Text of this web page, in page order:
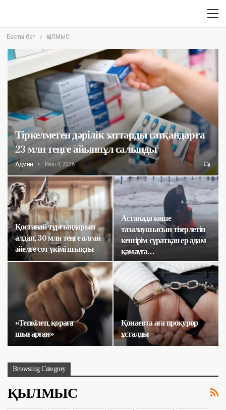
Басты бет ҚЫЛМЫС
Тіркелмеген дәрілік заттарды сатқандарға
23 млн теңге айыппұл салынды
Админ Июл 4, 2026
Қостанай тұрғындарын
алдап, 30 млн теңге алған
әйелге сот үкімі шықты
Астанада көше
тазалаушысын тізерлетіп
кешірім сұратқан ер адам
қамауға…
«Тепкілеп, қораға
шығарған»
Қонаевта аға прокурор
ұсталды
Browsing Category
ҚЫЛМЫС